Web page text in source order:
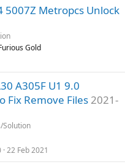
5007Z Metropcs Unlock
Gold
A305F U1 9.0
Fix Remove Files 2021-
Solution
22 Feb 2021